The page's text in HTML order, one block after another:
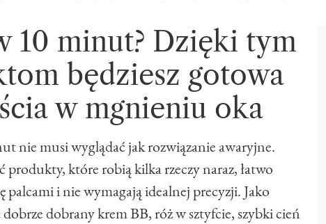
10 minut? Dzięki tym
będziesz gotowa
w mgnieniu oka
nie musi wyglądać jak rozwiązanie awaryjne.
produkty, które robią kilka rzeczy naraz, łatwo
palcami i nie wymagają idealnej precyzji. Jako
dobrany krem BB, róż w sztyfcie, szybki cień